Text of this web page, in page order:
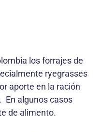
los forrajes de
ryegrasses
aporte en la ración
En algunos casos
de alimento.